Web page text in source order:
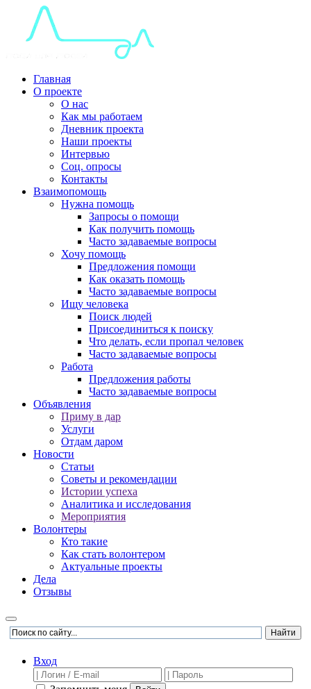
Главная
О проекте
О нас
Как мы работаем
Дневник проекта
Наши проекты
Интервью
Соц. опросы
Контакты
Взаимопомощь
Нужна помощь
Запросы о помощи
Как получить помощь
Часто задаваемые вопросы
Хочу помощь
Предложения помощи
Как оказать помощь
Часто задаваемые вопросы
Ищу человека
Поиск людей
Присоединиться к поиску
Что делать, если пропал человек
Часто задаваемые вопросы
Работа
Предложения работы
Часто задаваемые вопросы
Объявления
Приму в дар
Услуги
Отдам даром
Новости
Статьи
Советы и рекомендации
Истории успеха
Аналитика и исследования
Мероприятия
Волонтеры
Кто такие
Как стать волонтером
Актуальные проекты
Дела
Отзывы
Вход